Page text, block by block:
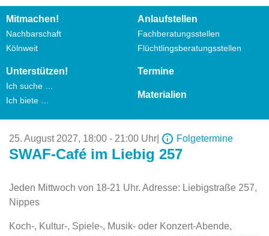
Mitmachen!
Nachbarschaft
Kölnweit
Anlaufstellen
Fachberatungsstellen
Flüchtlingsberatungsstellen
Unterstützen!
Ich suche …
Ich biete …
Termine
Materialien
25. August 2027, 18:00 - 21:00 Uhr Folgetermine
SWAF-Café im Liebig 257
Jeden Mittwoch von 18-21 Uhr. Adresse: Liebigstraße 257,
Nippes
Koch-, Kultur-, Spiele-, Musik- oder Konzert-Abende,